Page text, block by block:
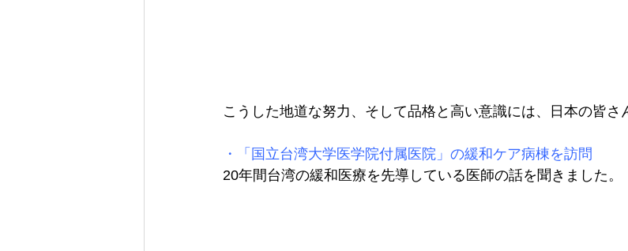
こうした地道な努力、そして品格と高い意識には、日本の皆さ
・「国立台湾大学医学院付属医院」の緩和ケア病棟を訪問
20年間台湾の緩和医療を先導している医師の話を聞きました。